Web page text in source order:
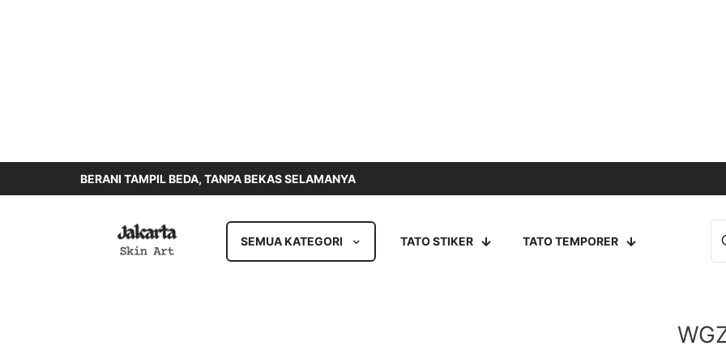
BERANI TAMPIL BEDA, TANPA BEKAS SELAMANYA
SEMUA KATEGORI TATO STIKER TATO TEMPORER